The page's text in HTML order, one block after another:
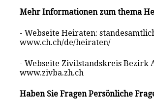
Mehr Informationen zum thema
- Webseite Heiraten:
www.ch.ch/de/heiraten/
- Webseite Zivilstandskreis Bezirk
www.zivba.zh.ch
Haben Sie Fragen Persönliche